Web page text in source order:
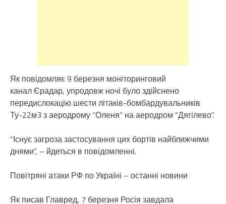
Як повідомляє 9 березня моніторинговий
канал Єрадар, упродовж ночі було здійснено
передислокацію шести літаків-бомбардувальників
Ту-22м3 з аеродрому “Оленя” на аеродром “Дягілево”.
“Існує загроза застосування цих бортів найближчими
днями”, – йдеться в повідомленні.
Повітряні атаки РФ по Україні – останні новини
Як писав Главред, 7 березня Росія завдала